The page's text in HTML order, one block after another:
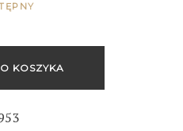
KOSZYKA